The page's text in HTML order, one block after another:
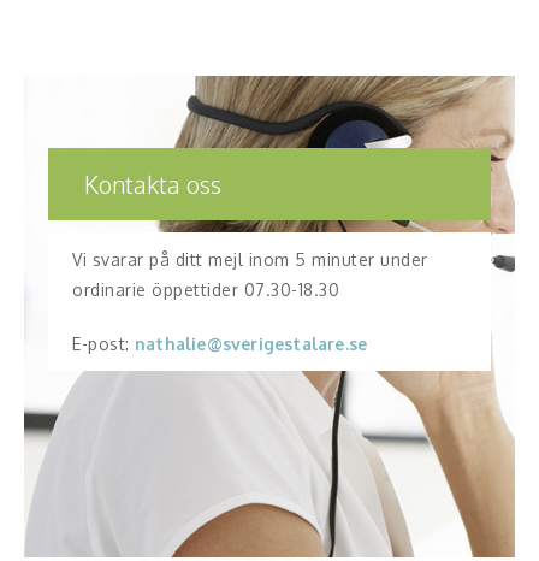
Kontakta oss
Vi svarar på ditt mejl inom 5 minuter under
ordinarie öppettider 07.30-18.30
E-post: nathalie@sverigestalare.se